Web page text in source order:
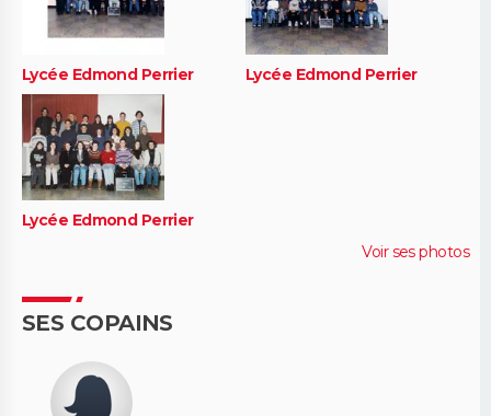
Lycée Edmond Perrier Lycée Edmond Perrier
Lycée Edmond Perrier
Voir ses photos
SES COPAINS